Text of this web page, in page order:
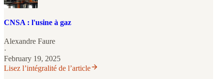
CNSA : l'usine à gaz
Alexandre Faure
·
February 19, 2025
Lisez l’intégralité de l’article